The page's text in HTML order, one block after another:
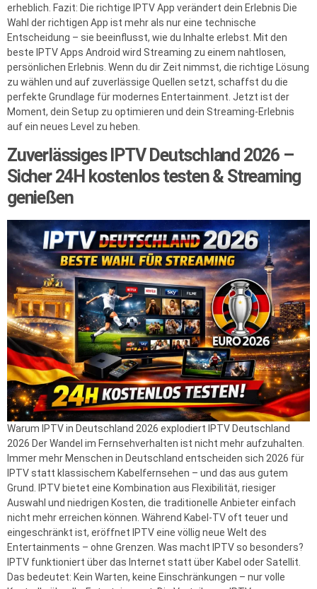
erheblich. Fazit: Die richtige IPTV App verändert dein Erlebnis Die
Wahl der richtigen App ist mehr als nur eine technische
Entscheidung – sie beeinflusst, wie du Inhalte erlebst. Mit den
beste IPTV Apps Android wird Streaming zu einem nahtlosen,
persönlichen Erlebnis. Wenn du dir Zeit nimmst, die richtige Lösung
zu wählen und auf zuverlässige Quellen setzt, schaffst du die
perfekte Grundlage für modernes Entertainment. Jetzt ist der
Moment, dein Setup zu optimieren und dein Streaming-Erlebnis
auf ein neues Level zu heben.
Zuverlässiges IPTV Deutschland 2026 –
Sicher 24H kostenlos testen & Streaming
genießen
Warum IPTV in Deutschland 2026 explodiert IPTV Deutschland
2026 Der Wandel im Fernsehverhalten ist nicht mehr aufzuhalten.
Immer mehr Menschen in Deutschland entscheiden sich 2026 für
IPTV statt klassischem Kabelfernsehen – und das aus gutem
Grund. IPTV bietet eine Kombination aus Flexibilität, riesiger
Auswahl und niedrigen Kosten, die traditionelle Anbieter einfach
nicht mehr erreichen können. Während Kabel-TV oft teuer und
eingeschränkt ist, eröffnet IPTV eine völlig neue Welt des
Entertainments – ohne Grenzen. Was macht IPTV so besonders?
IPTV funktioniert über das Internet statt über Kabel oder Satellit.
Das bedeutet: Kein Warten, keine Einschränkungen – nur volle